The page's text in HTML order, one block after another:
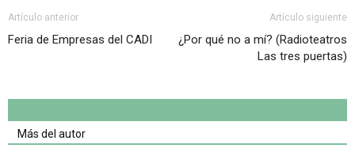
Artículo anterior
Feria de Empresas del CADI
Artículo siguiente
¿Por qué no a mí? (Radioteatros
Las tres puertas)
Más del autor